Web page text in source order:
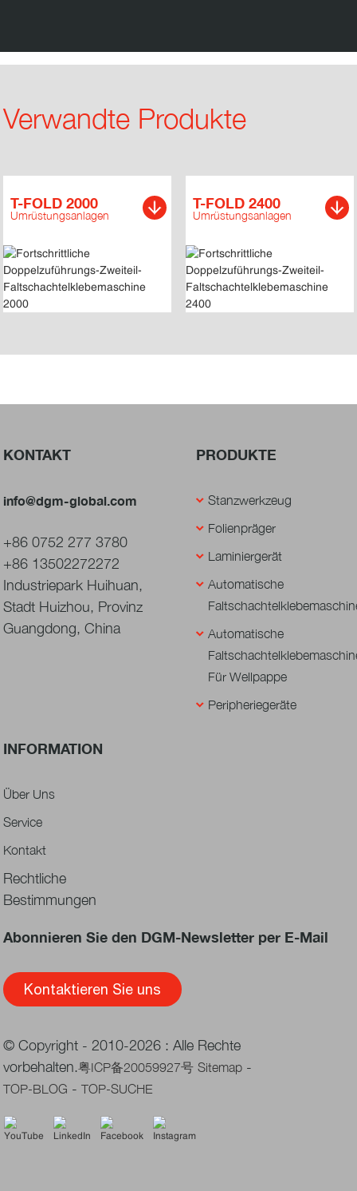
Verwandte Produkte
T-FOLD 2000
Umrüstungsanlagen
T-FOLD 2400
Umrüstungsanlagen
KONTAKT
info@dgm-global.com
+86 0752 277 3780
+86 13502272272
Industriepark Huihuan,
Stadt Huizhou, Provinz
Guangdong, China
PRODUKTE
Stanzwerkzeug
Folienpräger
Laminiergerät
Automatische
Automatische
Für Wellpappe
Peripheriegeräte
INFORMATION
Über Uns
Service
Kontakt
Rechtliche
Bestimmungen
Abonnieren Sie den DGM-Newsletter per E-Mail
Kontaktieren Sie uns
© Copyright - 2010-2026 : Alle Rechte
vorbehalten.粤ICP备20059927号 Sitemap -
TOP-BLOG -TOP-SUCHE